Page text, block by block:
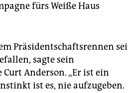
fürs Weiße Haus
Präsidentschaftsrennen sei
sagte sein
Anderson. „Er ist ein
ist es, nie aufzugeben.